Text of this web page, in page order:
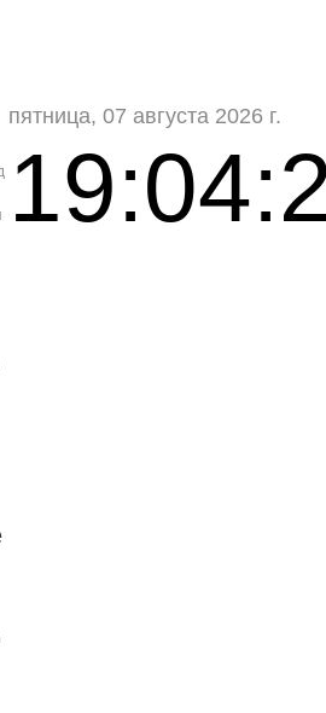
пятница, 07 августа 2026 г.